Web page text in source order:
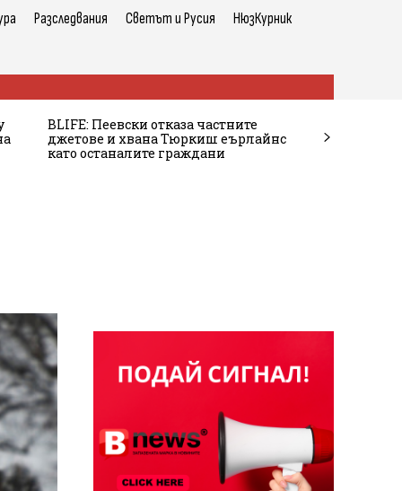
Разследвания Светът и Русия НюзКурник
BLIFE: Пеевски отказа частните
джетове и хвана Тюркиш еърлайнс
като останалите граждани